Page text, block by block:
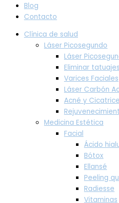
Blog
Contacto
Clínica de salud
Láser Picosegundo
Láser
Eliminar tatuajes
Varices Faciales
Láser Carbón
Acné y
Medicina Estética
Facial
Ácido
Bótox
Ellansé
Peeling
Radiesse
Vitaminas